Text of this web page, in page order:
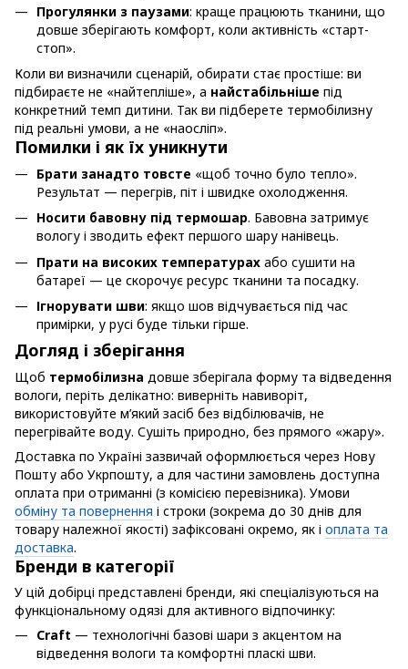
Прогулянки з паузами: краще працюють тканини, що
довше зберігають комфорт, коли активність «старт-
стоп».
Коли ви визначили сценарій, обирати стає простіше: ви
підбираєте не «найтепліше», а найстабільніше під
конкретний темп дитини. Так ви підберете термобілизну
під реальні умови, а не «наосліп».
Помилки і як їх уникнути
Брати занадто товсте «щоб точно було тепло».
Результат — перегрів, піт і швидке охолодження.
Носити бавовну під термошар. Бавовна затримує
вологу і зводить ефект першого шару нанівець.
Прати на високих температурах або сушити на
батареї — це скорочує ресурс тканини та посадку.
Ігнорувати шви: якщо шов відчувається під час
примірки, у русі буде тільки гірше.
Догляд і зберігання
Щоб термобілизна довше зберігала форму та відведення
вологи, періть делікатно: виверніть навиворіт,
використовуйте м’який засіб без відбілювачів, не
перегрівайте воду. Сушіть природно, без прямого «жару».
Доставка по Україні зазвичай оформлюється через Нову
Пошту або Укрпошту, а для частини замовлень доступна
оплата при отриманні (з комісією перевізника). Умови
обміну та повернення і строки (зокрема до 30 днів для
товару належної якості) зафіксовані окремо, як і оплата та
доставка.
Бренди в категорії
У цій добірці представлені бренди, які спеціалізуються на
функціональному одязі для активного відпочинку:
Craft — технологічні базові шари з акцентом на
відведення вологи та комфортні пласкі шви.